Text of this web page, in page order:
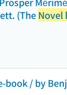
(TheNovel
book / by